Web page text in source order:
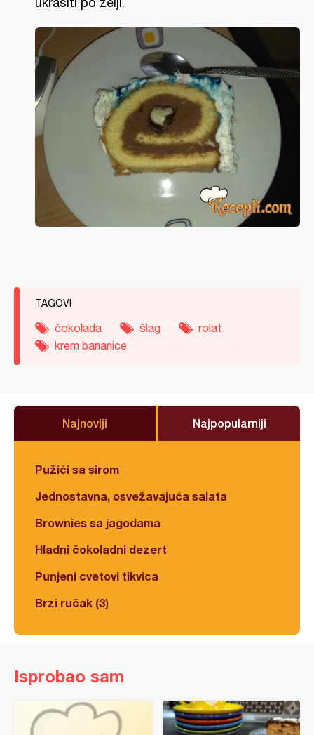
TAGOVI
čokolada šlag
rolat
krem bananice
Najnoviji Najpopularniji
Pužići sa sirom
Jednostavna, osvežavajuća salata
Brownies sa jagodama
Hladni čokoladni dezert
Punjeni cvetovi tikvica
Brzi ručak (3)
Isprobao sam